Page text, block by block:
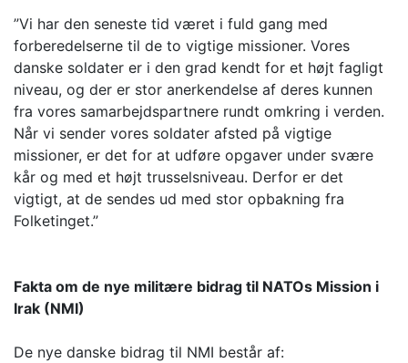
”Vi har den seneste tid været i fuld gang med
forberedelserne til de to vigtige missioner. Vores
danske soldater er i den grad kendt for et højt fagligt
niveau, og der er stor anerkendelse af deres kunnen
fra vores samarbejdspartnere rundt omkring i verden.
Når vi sender vores soldater afsted på vigtige
missioner, er det for at udføre opgaver under svære
kår og med et højt trusselsniveau. Derfor er det
vigtigt, at de sendes ud med stor opbakning fra
Folketinget.”
Fakta om de nye militære bidrag til NATOs Mission i
Irak (NMI)
De nye danske bidrag til NMI består af: